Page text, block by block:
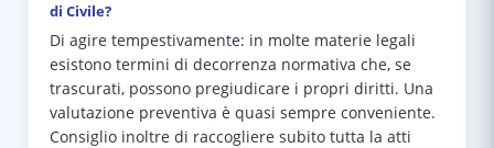
di Civile?
Di agire tempestivamente: in molte materie legali
esistono termini di decorrenza normativa che, se
trascurati, possono pregiudicare i propri diritti. Una
valutazione preventiva è quasi sempre conveniente.
Consiglio inoltre di raccogliere subito tutta la atti